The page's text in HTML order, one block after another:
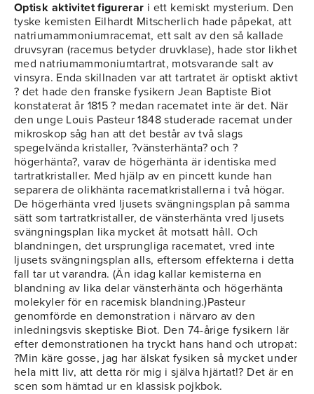
Optisk aktivitet figurerar i ett kemiskt mysterium. Den
tyske kemisten Eilhardt Mitscherlich hade påpekat, att
natriumammoniumracemat, ett salt av den så kallade
druvsyran (racemus betyder druvklase), hade stor likhet
med natriumammoniumtartrat, motsvarande salt av
vinsyra. Enda skillnaden var att tartratet är optiskt aktivt
? det hade den franske fysikern Jean Baptiste Biot
konstaterat år 1815 ? medan racematet inte är det. När
den unge Louis Pasteur 1848 studerade racemat under
mikroskop såg han att det består av två slags
spegelvända kristaller, ?vänsterhänta? och ?
högerhänta?, varav de högerhänta är identiska med
tartratkristaller. Med hjälp av en pincett kunde han
separera de olikhänta racematkristallerna i två högar.
De högerhänta vred ljusets svängningsplan på samma
sätt som tartratkristaller, de vänsterhänta vred ljusets
svängningsplan lika mycket åt motsatt håll. Och
blandningen, det ursprungliga racematet, vred inte
ljusets svängningsplan alls, eftersom effekterna i detta
fall tar ut varandra. (Än idag kallar kemisterna en
blandning av lika delar vänsterhänta och högerhänta
molekyler för en racemisk blandning.)Pasteur
genomförde en demonstration i närvaro av den
inledningsvis skeptiske Biot. Den 74-årige fysikern lär
efter demonstrationen ha tryckt hans hand och utropat:
?Min käre gosse, jag har älskat fysiken så mycket under
hela mitt liv, att detta rör mig i själva hjärtat!? Det är en
scen som hämtad ur en klassisk pojkbok.